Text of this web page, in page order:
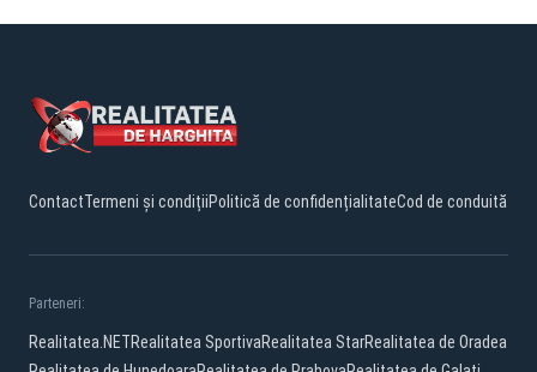
ContactTermeni și condițiiPolitică de confidențialitateCod de conduită
Parteneri:
Realitatea.NETRealitatea SportivaRealitatea StarRealitatea de Oradea